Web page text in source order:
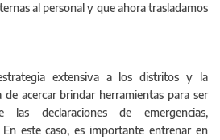
al personal y que ahora trasladamos
extensiva a los distritos y la
acercar brindar herramientas para ser
las declaraciones de emergencias,
este caso, es importante entrenar en